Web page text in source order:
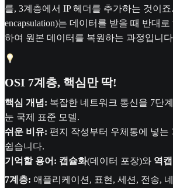
를, 3계층에서 IP 헤더를 추가하는 것이
encapsulation)는 데이터를 받을 때 반대
하여 원본 데이터를 복원하는 과정입니
OSI 7계층, 핵심만 딱!
핵심 개념: 복잡한 네트워크 통신을 7단
눈 국제 표준 모델.
쉬운 비유: 편지 작성부터 우체통에 넣는
쉽습니다.
기억할 용어: 캡슐화(데이터 포장)와 역
7계층: 애플리케이션, 표현, 세션, 전송,